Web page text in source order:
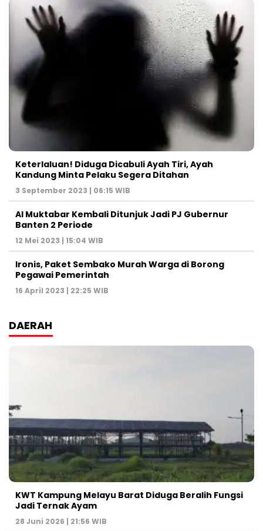
Keterlaluan! Diduga Dicabuli Ayah Tiri, Ayah
Kandung Minta Pelaku Segera Ditahan
3 September 2023 | 06:15 WIB
Al Muktabar Kembali Ditunjuk Jadi PJ Gubernur
Banten 2 Periode
12 Mei 2023 | 15:04 WIB
Ironis, Paket Sembako Murah Warga di Borong
Pegawai Pemerintah
16 April 2023 | 22:25 WIB
DAERAH
KWT Kampung Melayu Barat Diduga Beralih Fungsi
Jadi Ternak Ayam
28 Juni 2026 | 21:56 WIB